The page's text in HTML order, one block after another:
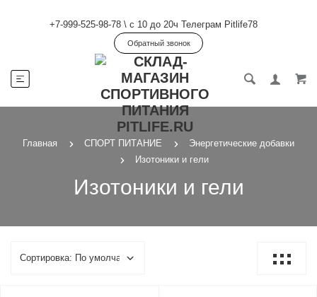
+7-999-525-98-78 \ с 10 до 20ч Телеграм Pitlife78
Обратный звонок
Главная СПОРТ ПИТАНИЕ
Энергетические добавки
Изотоники и гели
Изотоники и гели